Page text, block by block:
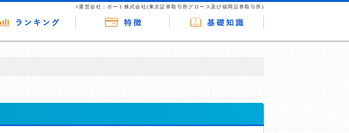
>運営会社：ポート株式会社(東京証券取引所グロース及び福岡証券取引所)